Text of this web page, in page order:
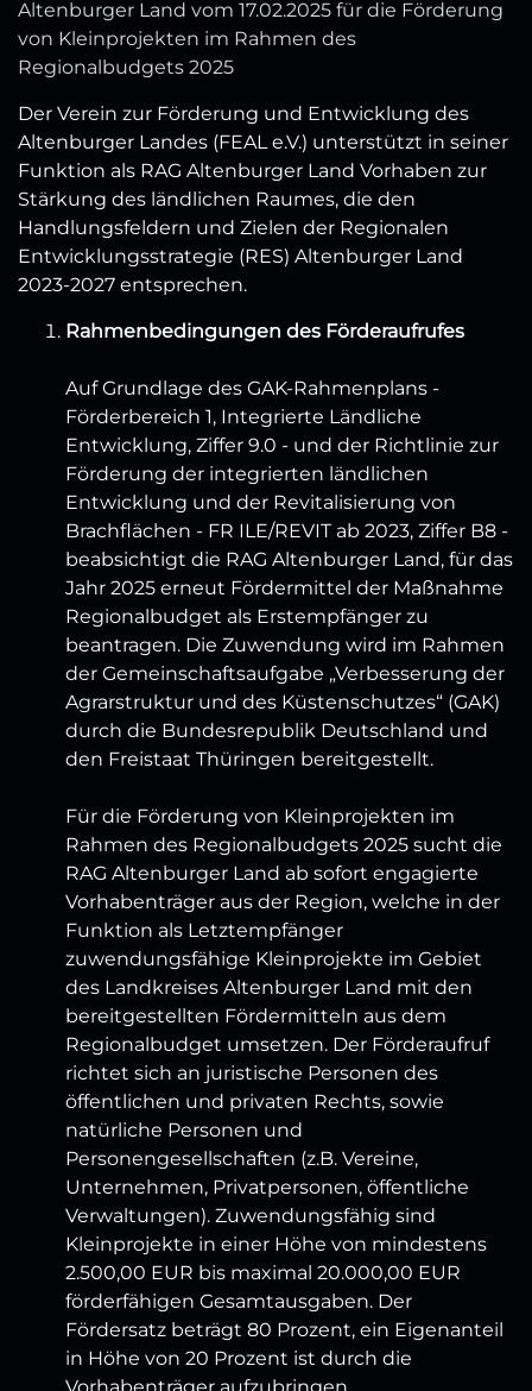
Altenburger Land vom 17.02.2025 für die Förderung
von Kleinprojekten im Rahmen des
Regionalbudgets 2025
Der Verein zur Förderung und Entwicklung des
Altenburger Landes (FEAL e.V.) unterstützt in seiner
Funktion als RAG Altenburger Land Vorhaben zur
Stärkung des ländlichen Raumes, die den
Handlungsfeldern und Zielen der Regionalen
Entwicklungsstrategie (RES) Altenburger Land
2023-2027 entsprechen.
Rahmenbedingungen des Förderaufrufes
Auf Grundlage des GAK-Rahmenplans -
Förderbereich 1, Integrierte Ländliche
Entwicklung, Ziffer 9.0 - und der Richtlinie zur
Förderung der integrierten ländlichen
Entwicklung und der Revitalisierung von
Brachflächen - FR ILE/REVIT ab 2023, Ziffer B8 -
beabsichtigt die RAG Altenburger Land, für das
Jahr 2025 erneut Fördermittel der Maßnahme
Regionalbudget als Erstempfänger zu
beantragen. Die Zuwendung wird im Rahmen
der Gemeinschaftsaufgabe „Verbesserung der
Agrarstruktur und des Küstenschutzes“ (GAK)
durch die Bundesrepublik Deutschland und
den Freistaat Thüringen bereitgestellt.
Für die Förderung von Kleinprojekten im
Rahmen des Regionalbudgets 2025 sucht die
RAG Altenburger Land ab sofort engagierte
Vorhabenträger aus der Region, welche in der
Funktion als Letztempfänger
zuwendungsfähige Kleinprojekte im Gebiet
des Landkreises Altenburger Land mit den
bereitgestellten Fördermitteln aus dem
Regionalbudget umsetzen. Der Förderaufruf
richtet sich an juristische Personen des
öffentlichen und privaten Rechts, sowie
natürliche Personen und
Personengesellschaften (z.B. Vereine,
Unternehmen, Privatpersonen, öffentliche
Verwaltungen). Zuwendungsfähig sind
Kleinprojekte in einer Höhe von mindestens
2.500,00 EUR bis maximal 20.000,00 EUR
förderfähigen Gesamtausgaben. Der
Fördersatz beträgt 80 Prozent, ein Eigenanteil
in Höhe von 20 Prozent ist durch die